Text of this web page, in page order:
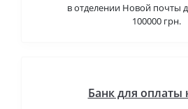
в отделении Новой почты
100000 грн.
Банк для оплаты